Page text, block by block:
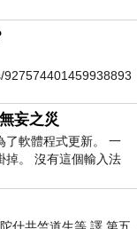
妄之災
了軟體程式更新。 一
掉。 沒有這個輸入法
字降
什共竺道生等 譯 第五